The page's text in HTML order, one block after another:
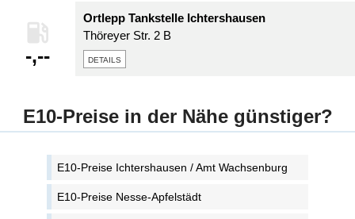
-,--
Ortlepp Tankstelle Ichtershausen
Thöreyer Str. 2 B
details
E10-Preise in der Nähe günstiger?
E10-Preise Ichtershausen / Amt Wachsenburg
E10-Preise Nesse-Apfelstädt